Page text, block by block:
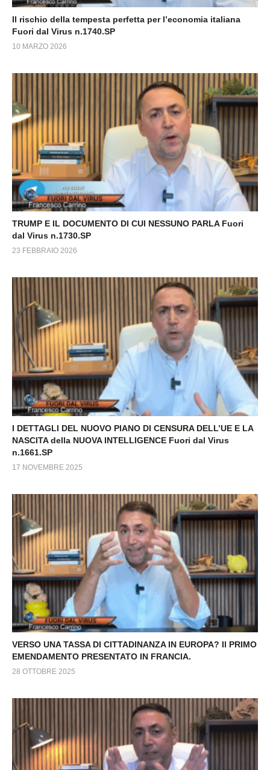
Il rischio della tempesta perfetta per l’economia italiana
Fuori dal Virus n.1740.SP
10 MARZO 2026
TRUMP E IL DOCUMENTO DI CUI NESSUNO PARLA Fuori
dal Virus n.1730.SP
23 FEBBRAIO 2026
I DETTAGLI DEL NUOVO PIANO DI CENSURA DELL’UE E LA
NASCITA della NUOVA INTELLIGENCE Fuori dal Virus
n.1661.SP
17 NOVEMBRE 2025
VERSO UNA TASSA DI CITTADINANZA IN EUROPA? Il PRIMO
EMENDAMENTO PRESENTATO IN FRANCIA.
28 OTTOBRE 2025